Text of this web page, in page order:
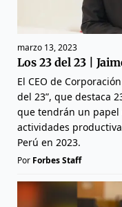
marzo 13, 2023
Los 23 del 23 |
El CEO de
del 23”, que destaca
que tendrán un papel
actividades
Perú en 2023.
Por Forbes Staff